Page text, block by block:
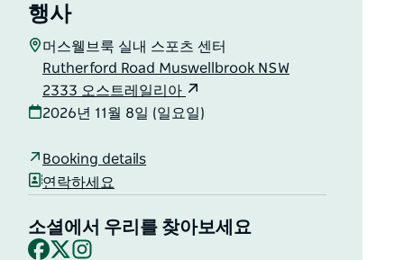
행사
머스웰브룩 실내 스포츠 센터
Rutherford Road Muswellbrook NSW
2333 오스트레일리아
2026년 11월 8일 (일요일)
Booking details
연락하세요
소셜에서 우리를 찾아보세요
Facebook
X